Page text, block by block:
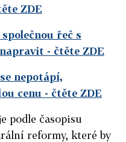
ZDE
řeč s
- čtěte ZDE
nepotápí,
cenu - čtěte ZDE
podle časopisu
reformy, které by